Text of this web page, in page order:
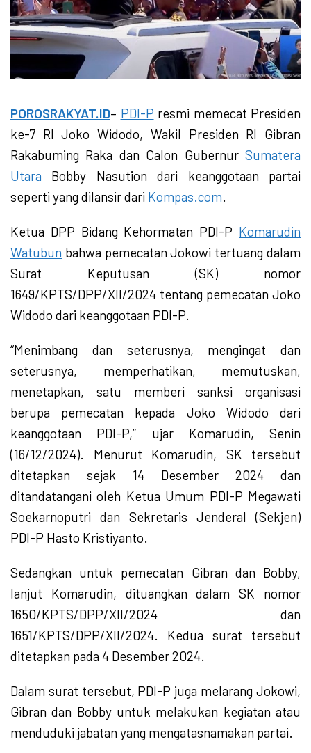
POROSRAKYAT.ID– PDI-P resmi memecat Presiden
ke-7 RI Joko Widodo, Wakil Presiden RI Gibran
Rakabuming Raka dan Calon Gubernur Sumatera
Utara Bobby Nasution dari keanggotaan partai
seperti yang dilansir dari Kompas.com.
Ketua DPP Bidang Kehormatan PDI-P Komarudin
Watubun bahwa pemecatan Jokowi tertuang dalam
Surat Keputusan (SK) nomor
1649/KPTS/DPP/XII/2024 tentang pemecatan Joko
Widodo dari keanggotaan PDI-P.
“Menimbang dan seterusnya, mengingat dan
seterusnya, memperhatikan, memutuskan,
menetapkan, satu memberi sanksi organisasi
berupa pemecatan kepada Joko Widodo dari
keanggotaan PDI-P,” ujar Komarudin, Senin
(16/12/2024). Menurut Komarudin, SK tersebut
ditetapkan sejak 14 Desember 2024 dan
ditandatangani oleh Ketua Umum PDI-P Megawati
Soekarnoputri dan Sekretaris Jenderal (Sekjen)
PDI-P Hasto Kristiyanto.
Sedangkan untuk pemecatan Gibran dan Bobby,
lanjut Komarudin, dituangkan dalam SK nomor
1650/KPTS/DPP/XII/2024 dan
1651/KPTS/DPP/XII/2024. Kedua surat tersebut
ditetapkan pada 4 Desember 2024.
Dalam surat tersebut, PDI-P juga melarang Jokowi,
Gibran dan Bobby untuk melakukan kegiatan atau
menduduki jabatan yang mengatasnamakan partai.